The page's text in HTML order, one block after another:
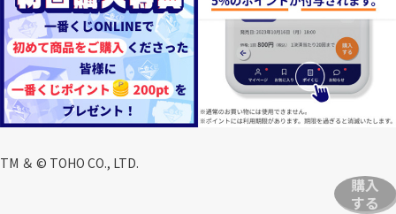
TM ＆ © TOHO CO., LTD.
購入
する